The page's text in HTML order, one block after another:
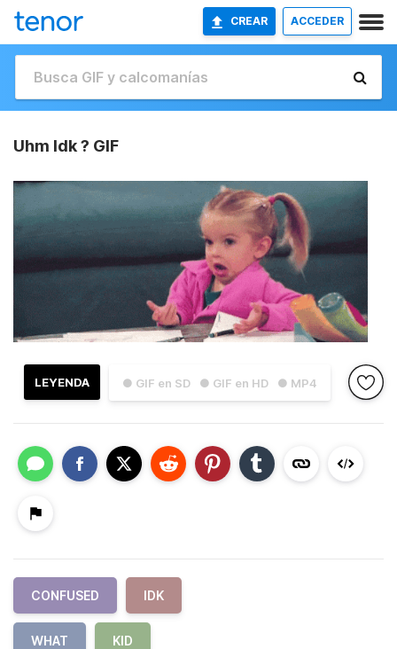
CREAR ACCEDER
Uhm Idk ? GIF
● GIF en SD ● GIF en HD ● MP4
LEYENDA
CONFUSED IDK
WHAT KID